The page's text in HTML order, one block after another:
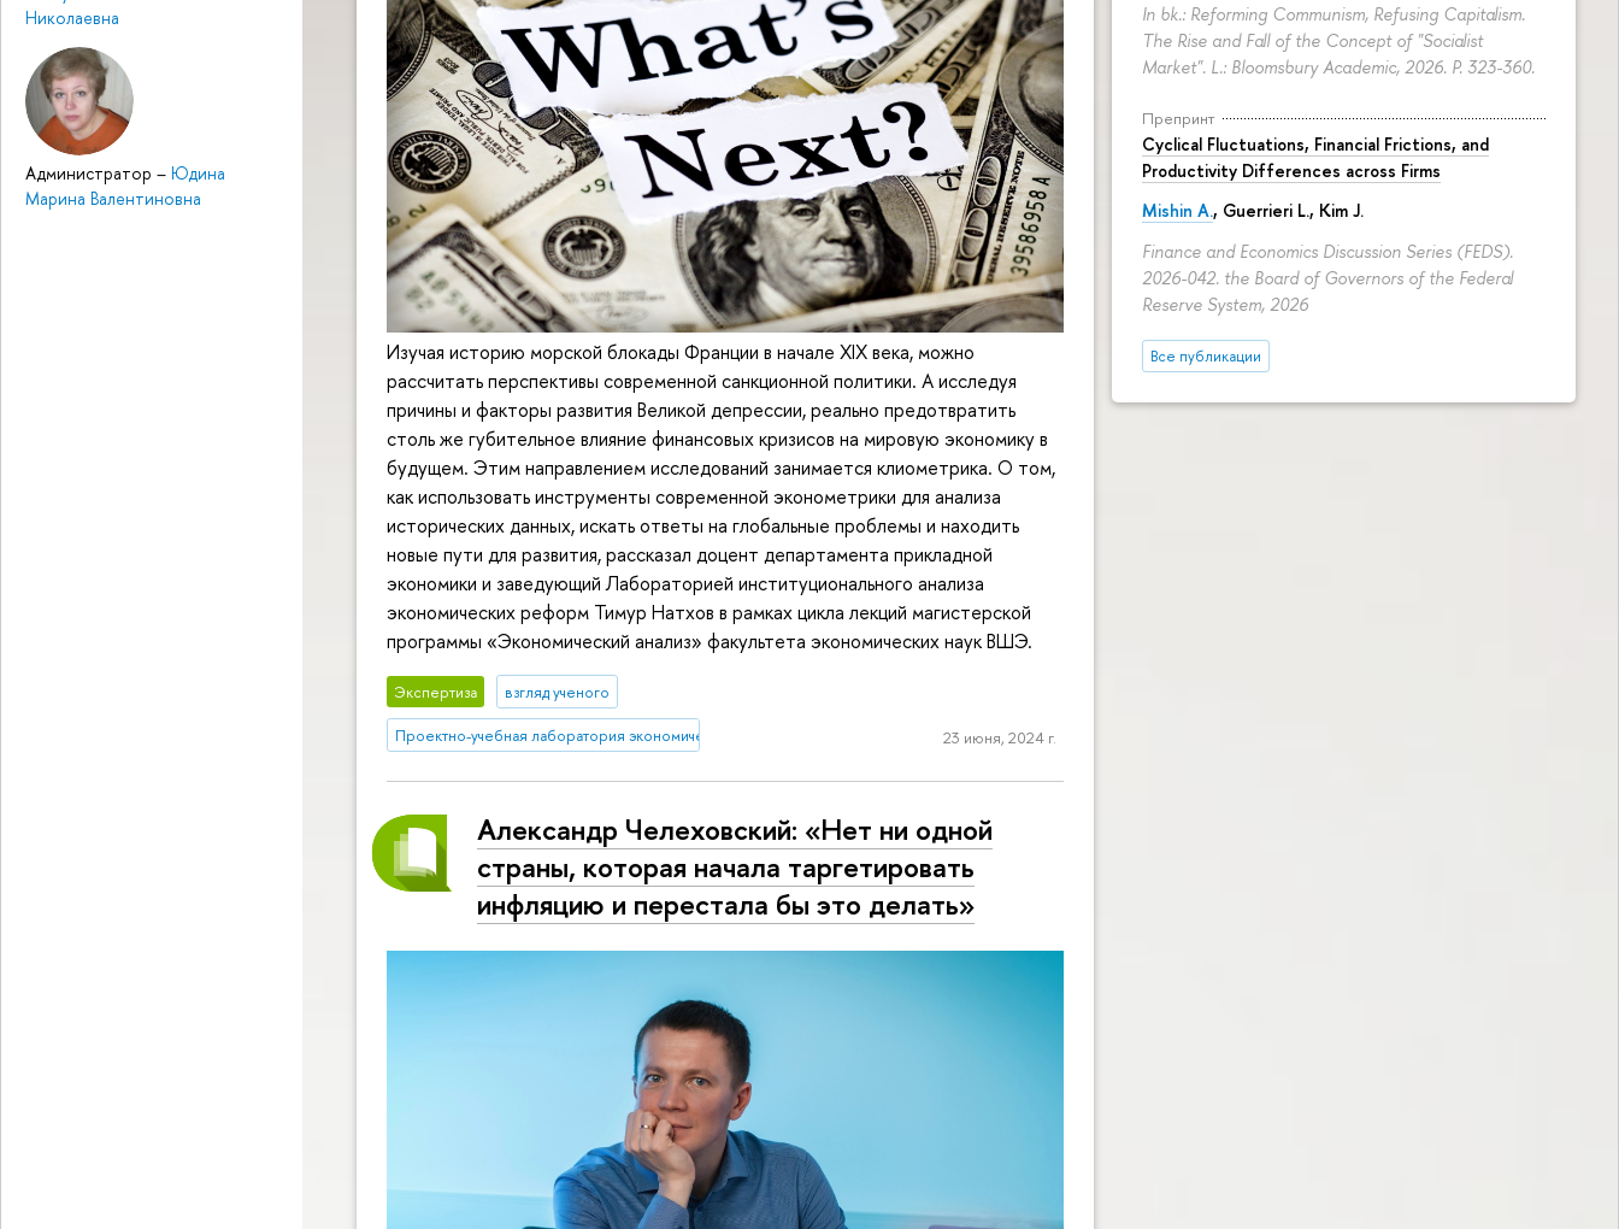
Николаевна
Администратор – Юдина
Марина Валентиновна
In bk.: Reforming Communism, Refusing Capitalism.
The Rise and Fall of the Concept of "Socialist
Market". L.: Bloomsbury Academic, 2026. P. 323-360.
Препринт
Cyclical Fluctuations, Financial Frictions, and
Productivity Differences across Firms
Mishin A., Guerrieri L., Kim J.
Finance and Economics Discussion Series (FEDS).
2026-042. the Board of Governors of the Federal
Reserve System, 2026
Все публикации
Изучая историю морской блокады Франции в начале XIX века, можно
рассчитать перспективы современной санкционной политики. А исследуя
причины и факторы развития Великой депрессии, реально предотвратить
столь же губительное влияние финансовых кризисов на мировую экономику в
будущем. Этим направлением исследований занимается клиометрика. О том,
как использовать инструменты современной эконометрики для анализа
исторических данных, искать ответы на глобальные проблемы и находить
новые пути для развития, рассказал доцент департамента прикладной
экономики и заведующий Лабораторией институционального анализа
экономических реформ Тимур Натхов в рамках цикла лекций магистерской
программы «Экономический анализ» факультета экономических наук ВШЭ.
Экспертиза взгляд ученого
Проектно-учебная лаборатория экономической журналистики 23 июня, 2024 г.
Александр Челеховский: «Нет ни одной
страны, которая начала таргетировать
инфляцию и перестала бы это делать»